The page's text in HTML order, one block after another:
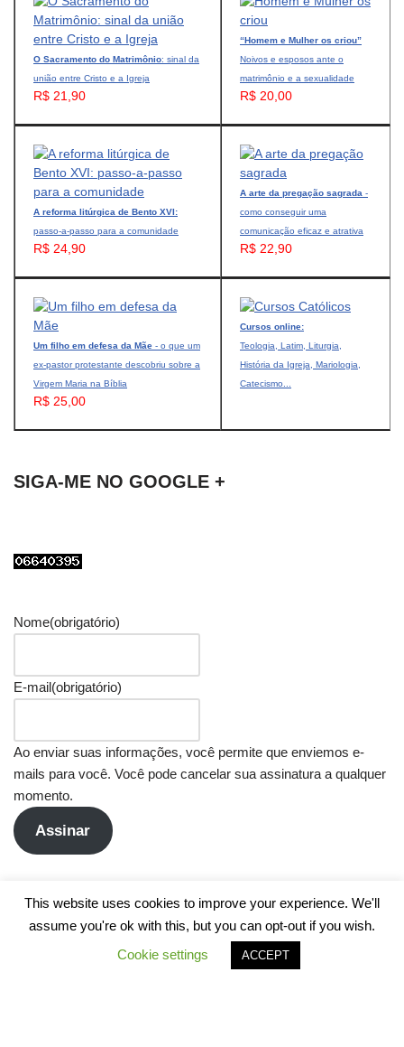
O Sacramento do Matrimônio: sinal da
união entre Cristo e a Igreja
R$ 21,90
“Homem e Mulher os criou”
Noivos e esposos ante o
matrimônio e a sexualidade
R$ 20,00
A reforma litúrgica de Bento XVI:
passo-a-passo para a comunidade
R$ 24,90
A arte da pregação sagrada -
como conseguir uma
comunicação eficaz e atrativa
R$ 22,90
Um filho em defesa da Mãe - o que um
ex-pastor protestante descobriu sobre a
Virgem Maria na Bíblia
R$ 25,00
Cursos online:
Teologia, Latim, Liturgia,
História da Igreja, Mariologia,
Catecismo...
SIGA-ME NO GOOGLE +
Nome(obrigatório)
E-mail(obrigatório)
Ao enviar suas informações, você permite que enviemos e-
mails para você. Você pode cancelar sua assinatura a qualquer
momento.
Assinar
This website uses cookies to improve your experience. We'll
assume you're ok with this, but you can opt-out if you wish.
Cookie settings
ACCEPT